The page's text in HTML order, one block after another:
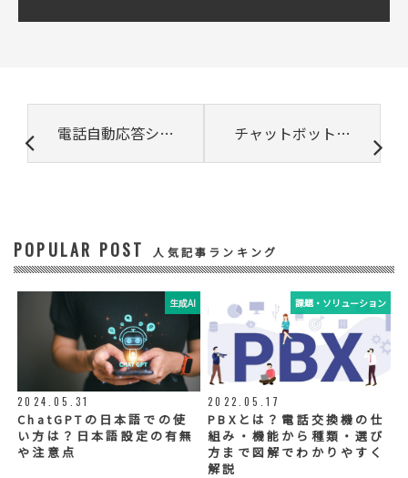
③ 共同して利用する者の利用目的
応するため
④ 個人データの管理について責任を有する者
リードプラス株式会社
⑤ 取得方法
当社ウェブサイトへの入力
◆個人情報の外部委託
利用目的の範囲内で、お客様の個人情報を当
社グループ会社や委託業者が使用することが
ございます。個人情報を委託する場合は、当
社が規定する基準を満たす委託業者を選定
し、適切な取扱いが行われるよう管理・監督
電話自動応答システム（IVR）とは? 仕組みや機能、メリット、選び方など徹底解説 チャットボット導入の手引き| 特徴やメリット、選び方、費用、成功事例を解説
POPULAR POST 人気記事ランキング
生成AI
2024.05.31
ChatGPTの日本語での使
い方は？日本語設定の有無
や注意点
課題・ソリューション
2022.05.17
PBXとは？電話交換機の仕
組み・機能から種類・選び
方まで図解でわかりやすく
解説